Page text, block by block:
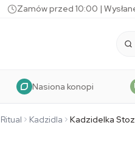
Zamów przed 10:00 |
Nasiona konopi
Ritual Kadzidla Kadzidelka